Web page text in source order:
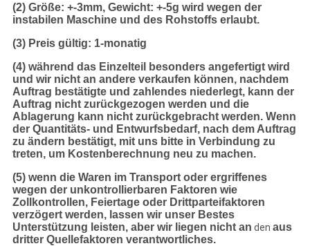
(2) Größe: +-3mm, Gewicht: +-5g wird wegen der
instabilen Maschine und des Rohstoffs erlaubt.
(3) Preis gültig: 1-monatig
(4) während das Einzelteil besonders angefertigt wird
und wir nicht an andere verkaufen können, nachdem
Auftrag bestätigte und zahlendes niederlegt, kann der
Auftrag nicht zurückgezogen werden und die
Ablagerung kann nicht zurückgebracht werden. Wenn
der Quantitäts- und Entwurfsbedarf, nach dem Auftrag
zu ändern bestätigt, mit uns bitte in Verbindung zu
treten, um Kostenberechnung neu zu machen.
(5) wenn die Waren im Transport oder ergriffenes
wegen der unkontrollierbaren Faktoren wie
Zollkontrollen, Feiertage oder Drittparteifaktoren
verzögert werden, lassen wir unser Bestes
Unterstützung leisten, aber wir liegen nicht an den aus
dritter Quellefaktoren verantwortliches.